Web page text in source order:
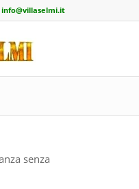
info@villaselmi.it